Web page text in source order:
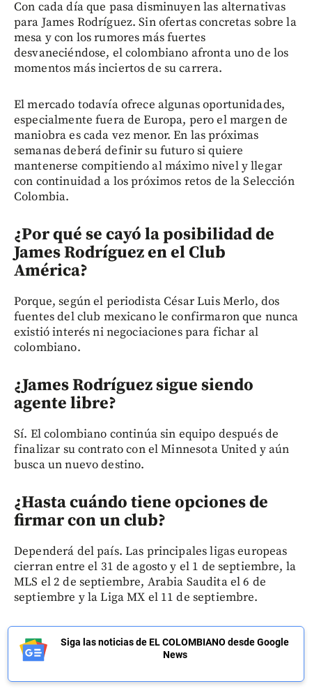
Con cada día que pasa disminuyen las alternativas
para James Rodríguez. Sin ofertas concretas sobre la
mesa y con los rumores más fuertes
desvaneciéndose, el colombiano afronta uno de los
momentos más inciertos de su carrera.
El mercado todavía ofrece algunas oportunidades,
especialmente fuera de Europa, pero el margen de
maniobra es cada vez menor. En las próximas
semanas deberá definir su futuro si quiere
mantenerse compitiendo al máximo nivel y llegar
con continuidad a los próximos retos de la Selección
Colombia.
¿Por qué se cayó la posibilidad de
James Rodríguez en el Club
América?
Porque, según el periodista César Luis Merlo, dos
fuentes del club mexicano le confirmaron que nunca
existió interés ni negociaciones para fichar al
colombiano.
¿James Rodríguez sigue siendo
agente libre?
Sí. El colombiano continúa sin equipo después de
finalizar su contrato con el Minnesota United y aún
busca un nuevo destino.
¿Hasta cuándo tiene opciones de
firmar con un club?
Dependerá del país. Las principales ligas europeas
cierran entre el 31 de agosto y el 1 de septiembre, la
MLS el 2 de septiembre, Arabia Saudita el 6 de
septiembre y la Liga MX el 11 de septiembre.
Siga las noticias de EL COLOMBIANO desde Google
News